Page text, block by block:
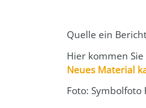
Quel­le ein
Hier kom­men
Neu­es Mate­ri­al
Foto: Sym­bol­fo­to